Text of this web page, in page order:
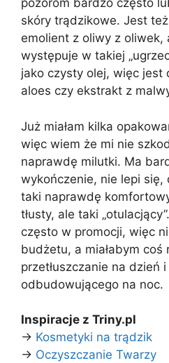
pozorom bardzo często
skóry trądzikowe. Jest też
emolient z oliwy z oliwek,
występuje w takiej
jako czysty olej, więc jest
aloes czy ekstrakt z
Już miałam kilka
więc wiem że mi nie
naprawdę milutki. Ma
wykończenie, nie lepi
taki naprawdę
tłusty, ale taki
często w promocji, więc
budżetu, a miałabym coś
przetłuszczanie na dzień
odbudowującego na noc.
Inspiracje z Triny.pl
→ Kosmetyki na trądzik
→ Oczyszczanie Twarzy